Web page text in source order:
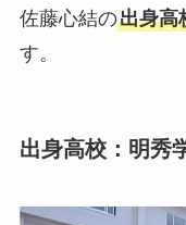
佐藤心結の出身高
す。
出身高校：明秀